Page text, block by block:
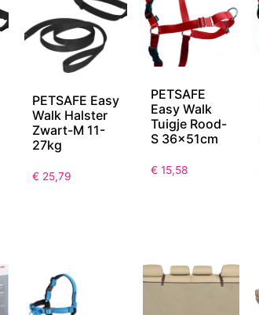
PETSAFE Easy
Walk Halster
Zwart-M 11-
27kg
€ 25,79
PETSAFE
Easy Walk
Tuigje Rood-
S 36x51cm
€ 15,58